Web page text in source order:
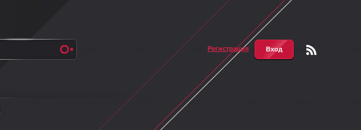
Регистрация Вход